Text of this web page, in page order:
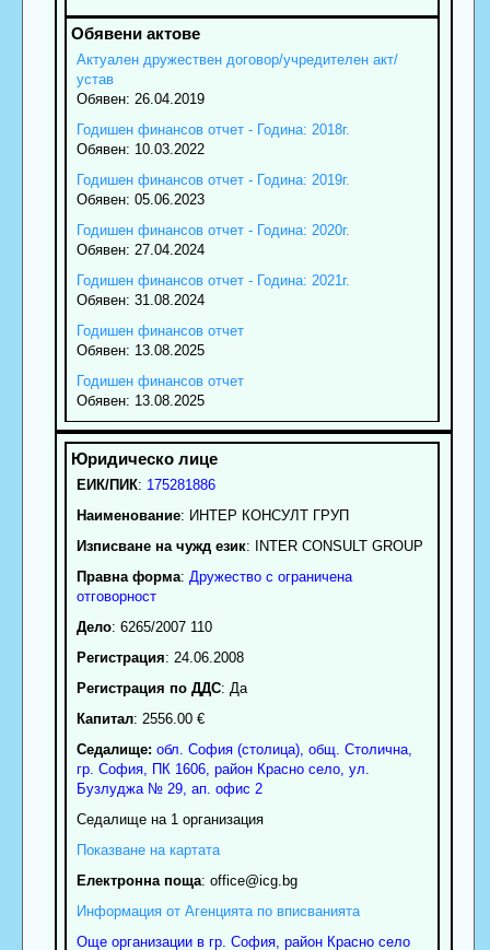
Актуален дружествен договор/учредителен акт/
устав
Обявен: 26.04.2019
Годишен финансов отчет - Година: 2018г.
Обявен: 10.03.2022
Годишен финансов отчет - Година: 2019г.
Обявен: 05.06.2023
Годишен финансов отчет - Година: 2020г.
Обявен: 27.04.2024
Годишен финансов отчет - Година: 2021г.
Обявен: 31.08.2024
Годишен финансов отчет
Обявен: 13.08.2025
Годишен финансов отчет
Обявен: 13.08.2025
ЕИК/ПИК: 175281886
Наименование: ИНТЕР КОНСУЛТ ГРУП
Изписване на чужд език: INTER CONSULT GROUP
Правна форма: Дружество с ограничена
отговорност
Дело: 6265/2007 110
Регистрация: 24.06.2008
Регистрация по ДДС: Да
Капитал: 2556.00 €
Седалище: обл. София (столица), общ. Столична,
гр. София, ПК 1606, район Красно село, ул.
Бузлуджа № 29, ап. офис 2
Седалище на 1 организация
Показване на картата
Електронна поща: office@icg.bg
Информация от Агенцията по вписванията
Още организации в гр. София, район Красно село